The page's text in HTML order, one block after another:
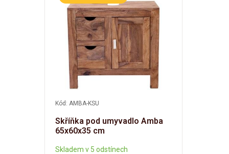
Kód: AMBA-KSU
Skříňka pod umyvadlo Amba
65x60x35 cm
Skladem v 5 odstínech